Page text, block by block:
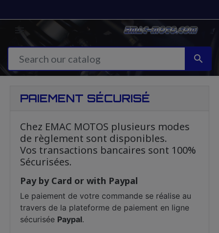

PAIEMENT SÉCURISÉ
Chez EMAC MOTOS plusieurs modes
de règlement sont disponibles.
Vos transactions bancaires sont 100%
Sécurisées.
Pay by Card or with Paypal
Le paiement de votre commande se réalise au
travers de la plateforme de paiement en ligne
sécurisée Paypal.